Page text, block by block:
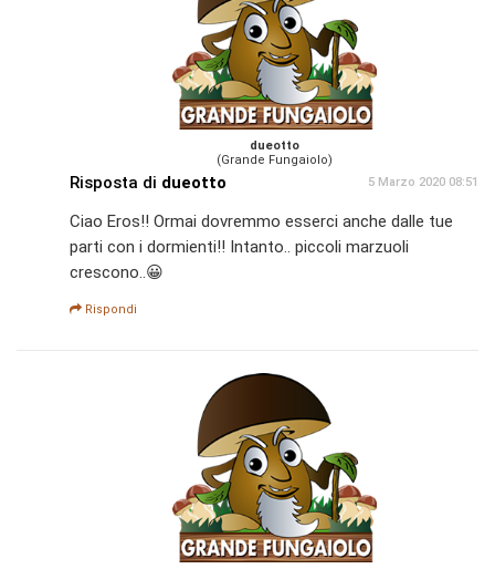
dueotto
(Grande Fungaiolo)
Risposta di dueotto 5 Marzo 2020 08:51
Ciao Eros!! Ormai dovremmo esserci anche dalle tue
parti con i dormienti!! Intanto.. piccoli marzuoli
crescono..😀
Rispondi